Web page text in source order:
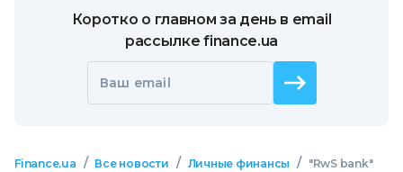
Коротко о главном за день в email
рассылке finance.ua
Ваш email
Finance.ua / Все новости / Личные финансы /
"RwS bank"